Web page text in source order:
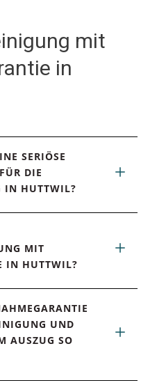
mit
in
SERIÖSE
DIE
IN HUTTWIL?
MIT
IN HUTTWIL?
UND
AUSZUG SO